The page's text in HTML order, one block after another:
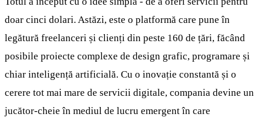
doar cinci dolari. Astăzi, este o platformă care pune în
legătură freelanceri și clienți din peste 160 de țări, făcând
posibile proiecte complexe de design grafic, programare și
chiar inteligență artificială. Cu o inovație constantă și o
cerere tot mai mare de servicii digitale, compania devine un
jucător-cheie în mediul de lucru emergent în care